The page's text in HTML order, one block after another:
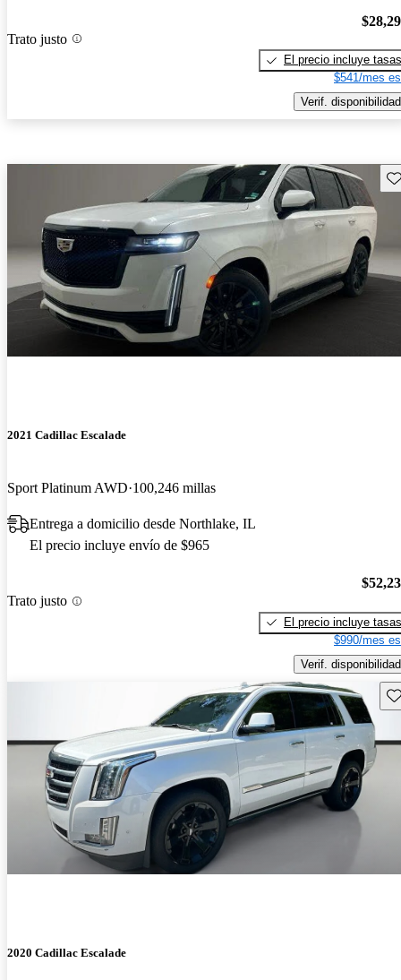
Trato justo
El precio incluye tasas
$541/mes
Verif. disponibilidad
2021 Cadillac Escalade
Sport Platinum AWD 100,246 millas
Entrega a domicilio desde Northlake, IL
El precio incluye envío de $965
Trato justo
El precio incluye tasas
$990/mes
Verif. disponibilidad
2020 Cadillac Escalade